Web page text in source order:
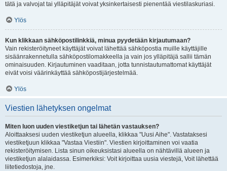
tätä ja valvojat tai ylläpitäjät voivat yksinkertaisesti pienentää viestilaskuriasi.
Ylös
Kun klikkaan sähköpostilinkkiä, minua pyydetään kirjautumaan?
Vain rekisteröityneet käyttäjät voivat lähettää sähköpostia muille käyttäjille
sisäänrakennetulla sähköpostilomakkeella ja vain jos ylläpitäjä sallii tämän
ominaisuuden. Kirjautuminen vaaditaan, jotta tunnistautumattomat käyttäjät
eivät voisi väärinkäyttää sähköpostijärjestelmää.
Ylös
Viestien lähetyksen ongelmat
Miten luon uuden viestiketjun tai lähetän vastauksen?
Aloittaaksesi uuden viestiketjun alueella, klikkaa "Uusi Aihe". Vastataksesi
viestiketjuun klikkaa "Vastaa Viestiin". Viestien kirjoittaminen voi vaatia
rekisteröitymisen. Lista sinun oikeuksistasi alueella on nähtävillä alueen ja
viestiketjun alalaidassa. Esimerkiksi: Voit kirjoittaa uusia viestejä, Voit lähettää
liitetiedostoja, jne.